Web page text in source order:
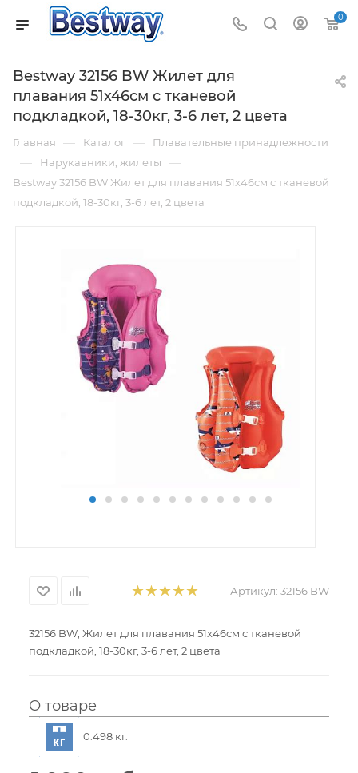
0
Bestway 32156 BW Жилет для
плавания 51х46см с тканевой
подкладкой, 18-30кг, 3-6 лет, 2 цвета
Главная — Каталог — Плавательные принадлежности
— Нарукавники, жилеты —
Bestway 32156 BW Жилет для плавания 51х46см с тканевой
подкладкой, 18-30кг, 3-6 лет, 2 цвета
Артикул: 32156 BW
32156 BW, Жилет для плавания 51х46см с тканевой
подкладкой, 18-30кг, 3-6 лет, 2 цвета
О товаре
0.498 кг.